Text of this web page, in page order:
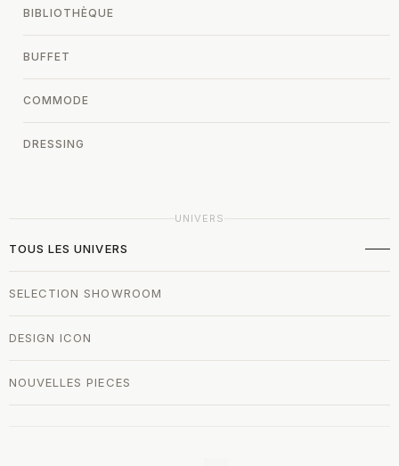
BIBLIOTHÈQUE
BUFFET
COMMODE
DRESSING
UNIVERS
TOUS LES UNIVERS
SELECTION SHOWROOM
DESIGN ICON
NOUVELLES PIECES